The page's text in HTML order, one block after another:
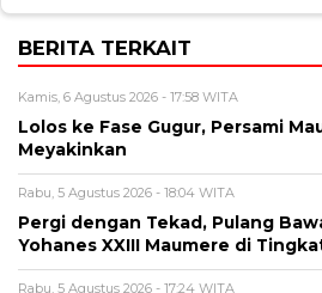
BERITA TERKAIT
Kamis, 6 Agustus 2026 - 17:58 WITA
Lolos ke Fase Gugur, Persami
Meyakinkan
Rabu, 5 Agustus 2026 - 18:04 WITA
Pergi dengan Tekad, Pulang
Yohanes XXIII Maumere di
Rabu, 5 Agustus 2026 - 17:24 WITA